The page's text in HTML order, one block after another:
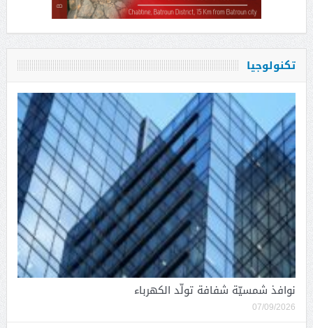
تكنولوجيا
نوافذ شمسيّة شفافة تولّد الكهرباء
07/09/2026